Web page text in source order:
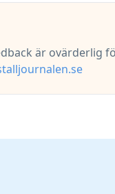
är ovärderlig